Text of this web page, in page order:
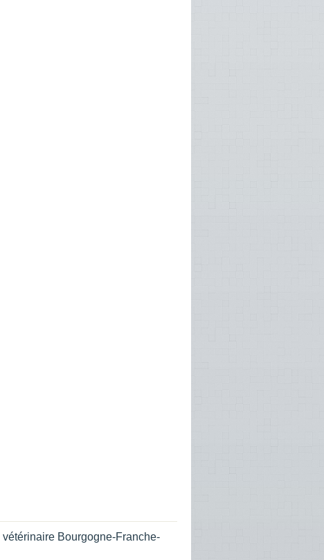
vétérinaire Bourgogne-Franche-